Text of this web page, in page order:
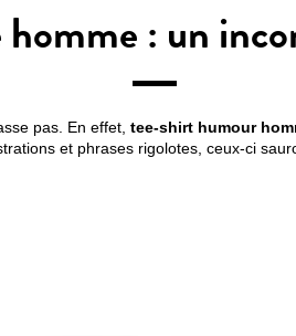
: un
pas. En effet, tee-shirt humour
et phrases rigolotes, ceux-ci